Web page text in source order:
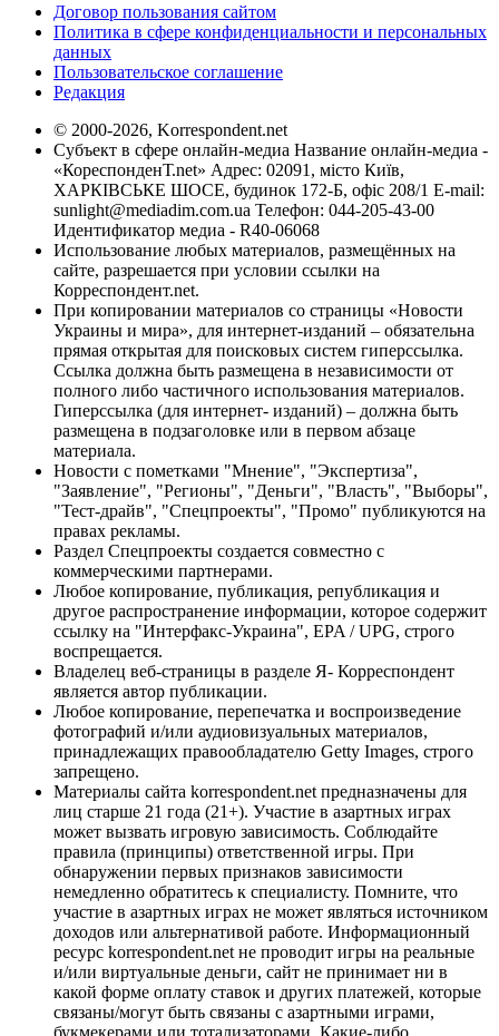
Договор пользования сайтом
Политика в сфере конфиденциальности и персональных
данных
Пользовательское соглашение
Редакция
© 2000-2026, Korrespondent.net
Субъект в сфере онлайн-медиа Название онлайн-медиа -
«КореспонденТ.net» Адрес: 02091, місто Київ,
ХАРКІВСЬКЕ ШОСЕ, будинок 172-Б, офіс 208/1 E-mail:
sunlight@mediadim.com.ua Телефон: 044-205-43-00
Идентификатор медиа - R40-06068
Использование любых материалов, размещённых на
сайте, разрешается при условии ссылки на
Корреспондент.net.
При копировании материалов со страницы «Новости
Украины и мира», для интернет-изданий – обязательна
прямая открытая для поисковых систем гиперссылка.
Ссылка должна быть размещена в независимости от
полного либо частичного использования материалов.
Гиперссылка (для интернет- изданий) – должна быть
размещена в подзаголовке или в первом абзаце
материала.
Новости с пометками "Мнение", "Экспертиза",
"Заявление", "Регионы", "Деньги", "Власть", "Выборы",
"Тест-драйв", "Спецпроекты", "Промо" публикуются на
правах рекламы.
Раздел Спецпроекты создается совместно с
коммерческими партнерами.
Любое копирование, публикация, републикация и
другое распространение информации, которое содержит
ссылку на "Интерфакс-Украина", EPA / UPG, строго
воспрещается.
Владелец веб-страницы в разделе Я- Корреспондент
является автор публикации.
Любое копирование, перепечатка и воспроизведение
фотографий и/или аудиовизуальных материалов,
принадлежащих правообладателю Getty Images, строго
запрещено.
Материалы сайта korrespondent.net предназначены для
лиц старше 21 года (21+). Участие в азартных играх
может вызвать игровую зависимость. Соблюдайте
правила (принципы) ответственной игры. При
обнаружении первых признаков зависимости
немедленно обратитесь к специалисту. Помните, что
участие в азартных играх не может являться источником
доходов или альтернативой работе. Информационный
ресурс korrespondent.net не проводит игры на реальные
и/или виртуальные деньги, сайт не принимает ни в
какой форме оплату ставок и других платежей, которые
связаны/могут быть связаны с азартными играми,
букмекерами или тотализаторами. Какие-либо